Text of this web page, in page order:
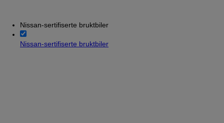
Nissan-sertifiserte bruktbiler
Nissan-sertifiserte bruktbiler